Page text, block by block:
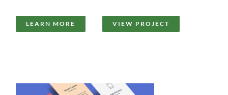
LEARN MORE VIEW PROJECT